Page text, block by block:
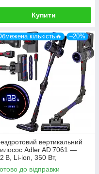
Купити
кількість🔥 –20%
вертикальний
Adler AD 7061 —
В, Li‑ion, 350 Вт,
0,8 л
до відправки